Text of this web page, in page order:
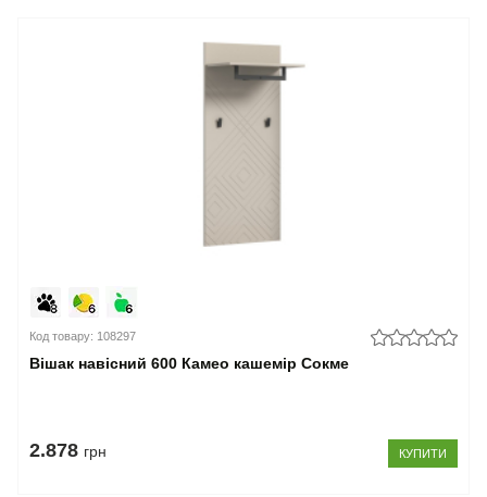
Код товару: 108297
Вішак навісний 600 Камео кашемір Сокме
2.878 грн КУПИТИ